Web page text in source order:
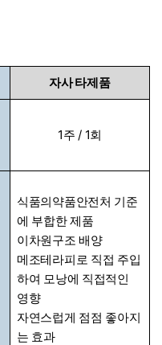
자사 타제품
1주 / 1회
식품의약품안전처 기준
에 부합한 제품
이차원구조 배양
메조테라피로 직접 주입
하여 모낭에 직접적인
영향
자연스럽게 점점 좋아지
는 효과